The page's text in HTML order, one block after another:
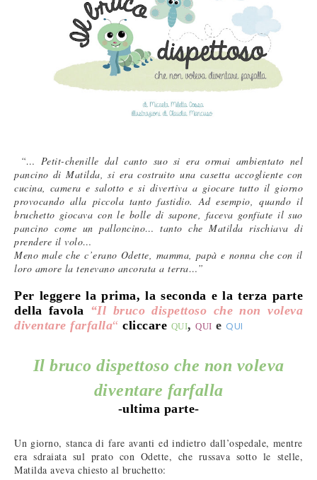
“… Petit-chenille dal canto suo si era ormai ambientato nel
pancino di Matilda, si era costruito una casetta accogliente con
cucina, camera e salotto e si divertiva a giocare tutto il giorno
provocando alla piccola tanto fastidio. Ad esempio, quando il
bruchetto giocava con le bolle di sapone, faceva gonfiate il suo
pancino come un palloncino… tanto che Matilda rischiava di
prendere il volo…
Meno male che c’erano Odette, mamma, papà e nonna che con il
loro amore la tenevano ancorata a terra…”
Per leggere la prima, la seconda e la terza parte
della favola “Il bruco dispettoso che non voleva
diventare farfalla“ cliccare QUI, QUI e QUI
Il bruco dispettoso che non voleva
diventare farfalla
-ultima parte-
Un giorno, stanca di fare avanti ed indietro dall’ospedale, mentre
era sdraiata sul prato con Odette, che russava sotto le stelle,
Matilda aveva chiesto al bruchetto: